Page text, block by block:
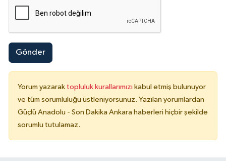
Gönder
Yorum yazarak topluluk kurallarımızı kabul etmiş bulunuyor
ve tüm sorumluluğu üstleniyorsunuz. Yazılan yorumlardan
Güçlü Anadolu - Son Dakika Ankara haberleri hiçbir şekilde
sorumlu tutulamaz.